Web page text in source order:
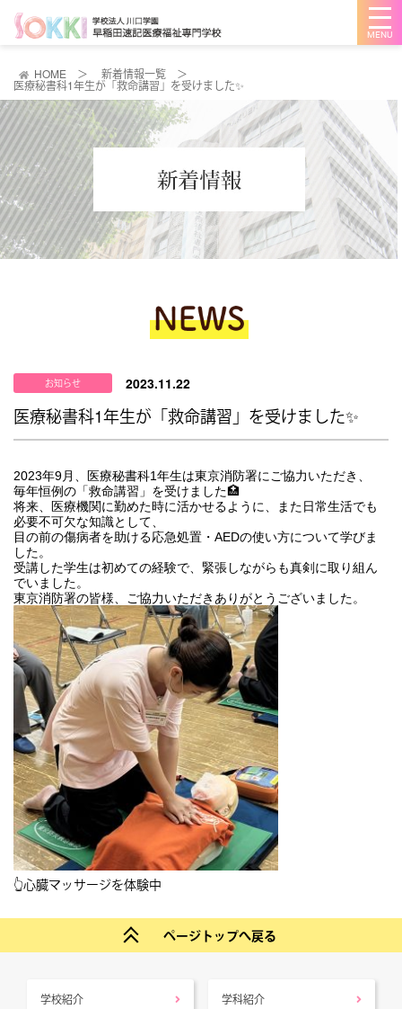
メ
ニ
ュ
ー
HOME ＞ 新着情報一覧 ＞
医療秘書科1年生が「救命講習」を受けました✨
お知らせ 2023.11.22
医療秘書科1年生が「救命講習」を受けました✨
2023年9月、医療秘書科1年生は東京消防署にご協力いただき、
毎年恒例の「救命講習」を受けました🏥
将来、医療機関に勤めた時に活かせるように、また日常生活でも
必要不可欠な知識として、
目の前の傷病者を助ける応急処置・AEDの使い方について学びま
した。
受講した学生は初めての経験で、緊張しながらも真剣に取り組ん
でいました。
東京消防署の皆様、ご協力いただきありがとうございました。
👆心臓マッサージを体験中
ページトップへ戻る
学校紹介 学科紹介